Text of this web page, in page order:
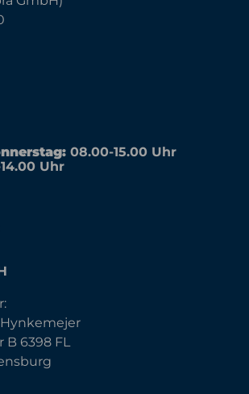
08.00-15.00 Uhr
Uhr
6398 FL